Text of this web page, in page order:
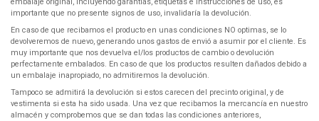
importante que no presente signos de uso, invalidaría la devolución.
En caso de que recibamos el producto en unas condiciones NO optimas, se lo
devolveremos de nuevo, generando unos gastos de envió a asumir por el cliente. Es
muy importante que nos devuelva el/los productos de cambio o devolución
perfectamente embalados. En caso de que los productos resulten dañados debido a
un embalaje inapropiado, no admitiremos la devolución.
Tampoco se admitirá la devolución si estos carecen del precinto original, y de
vestimenta si esta ha sido usada. Una vez que recibamos la mercancía en nuestro
almacén y comprobemos que se dan todas las condiciones anteriores,